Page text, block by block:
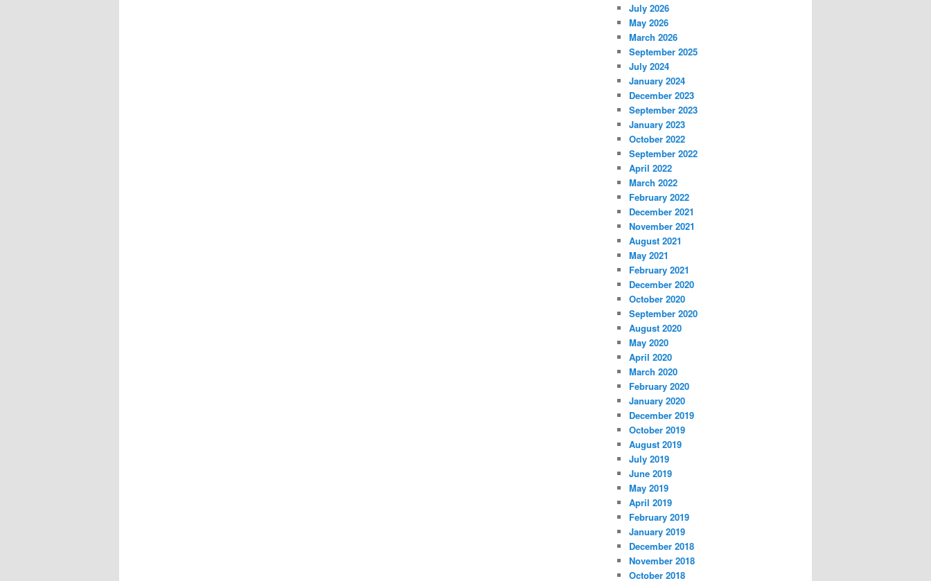
July 2026
May 2026
March 2026
September 2025
July 2024
January 2024
December 2023
September 2023
January 2023
October 2022
September 2022
April 2022
March 2022
February 2022
December 2021
November 2021
August 2021
May 2021
February 2021
December 2020
October 2020
September 2020
August 2020
May 2020
April 2020
March 2020
February 2020
January 2020
December 2019
October 2019
August 2019
July 2019
June 2019
May 2019
April 2019
February 2019
January 2019
December 2018
November 2018
October 2018